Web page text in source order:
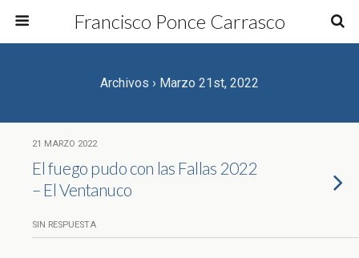
Francisco Ponce Carrasco
Archivos › Marzo 21st, 2022
21 MARZO 2022
El fuego pudo con las Fallas 2022
– El Ventanuco
SIN RESPUESTA